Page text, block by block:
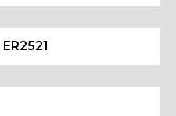
ER2521